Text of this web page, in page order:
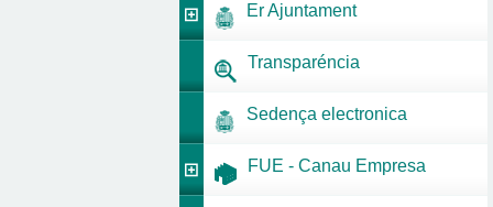
Er Ajuntament
Transparéncia
Sedença electronica
FUE - Canau Empresa